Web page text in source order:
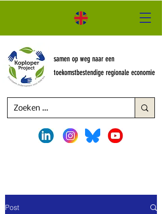
samen op weg naar een
toekomstbestendige regionale economie
Post